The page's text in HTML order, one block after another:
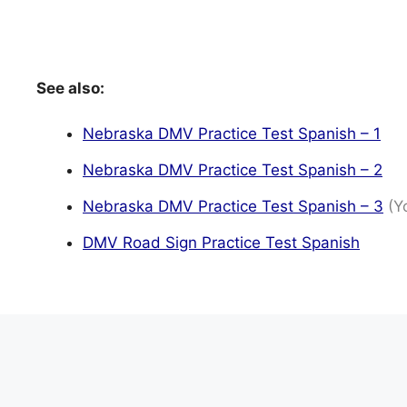
See also:
Nebraska DMV Practice Test Spanish – 1
Nebraska DMV Practice Test Spanish – 2
Nebraska DMV Practice Test Spanish – 3
DMV Road Sign Practice Test Spanish